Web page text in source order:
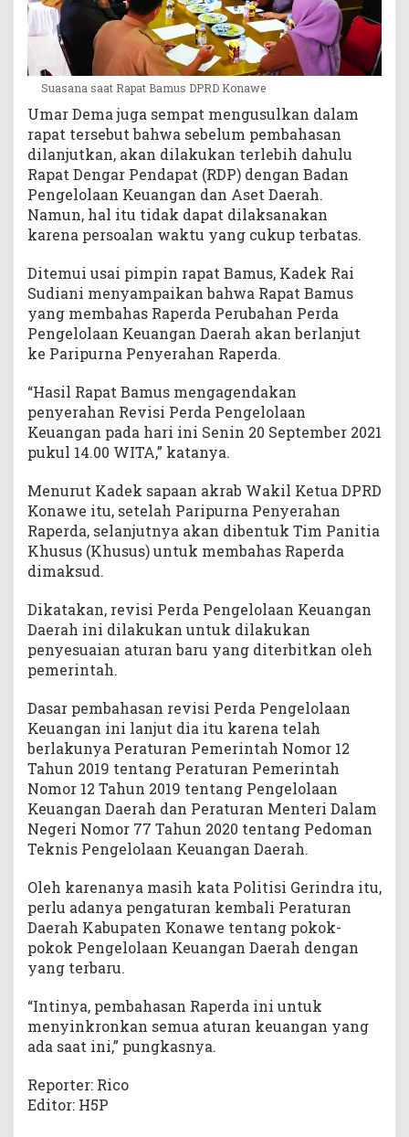
Suasana saat Rapat Bamus DPRD Konawe
Umar Dema juga sempat mengusulkan dalam
rapat tersebut bahwa sebelum pembahasan
dilanjutkan, akan dilakukan terlebih dahulu
Rapat Dengar Pendapat (RDP) dengan Badan
Pengelolaan Keuangan dan Aset Daerah.
Namun, hal itu tidak dapat dilaksanakan
karena persoalan waktu yang cukup terbatas.
Ditemui usai pimpin rapat Bamus, Kadek Rai
Sudiani menyampaikan bahwa Rapat Bamus
yang membahas Raperda Perubahan Perda
Pengelolaan Keuangan Daerah akan berlanjut
ke Paripurna Penyerahan Raperda.
“Hasil Rapat Bamus mengagendakan
penyerahan Revisi Perda Pengelolaan
Keuangan pada hari ini Senin 20 September 2021
pukul 14.00 WITA,” katanya.
Menurut Kadek sapaan akrab Wakil Ketua DPRD
Konawe itu, setelah Paripurna Penyerahan
Raperda, selanjutnya akan dibentuk Tim Panitia
Khusus (Khusus) untuk membahas Raperda
dimaksud.
Dikatakan, revisi Perda Pengelolaan Keuangan
Daerah ini dilakukan untuk dilakukan
penyesuaian aturan baru yang diterbitkan oleh
pemerintah.
Dasar pembahasan revisi Perda Pengelolaan
Keuangan ini lanjut dia itu karena telah
berlakunya Peraturan Pemerintah Nomor 12
Tahun 2019 tentang Peraturan Pemerintah
Nomor 12 Tahun 2019 tentang Pengelolaan
Keuangan Daerah dan Peraturan Menteri Dalam
Negeri Nomor 77 Tahun 2020 tentang Pedoman
Teknis Pengelolaan Keuangan Daerah.
Oleh karenanya masih kata Politisi Gerindra itu,
perlu adanya pengaturan kembali Peraturan
Daerah Kabupaten Konawe tentang pokok-
pokok Pengelolaan Keuangan Daerah dengan
yang terbaru.
“Intinya, pembahasan Raperda ini untuk
menyinkronkan semua aturan keuangan yang
ada saat ini,” pungkasnya.
Reporter: Rico
Editor: H5P